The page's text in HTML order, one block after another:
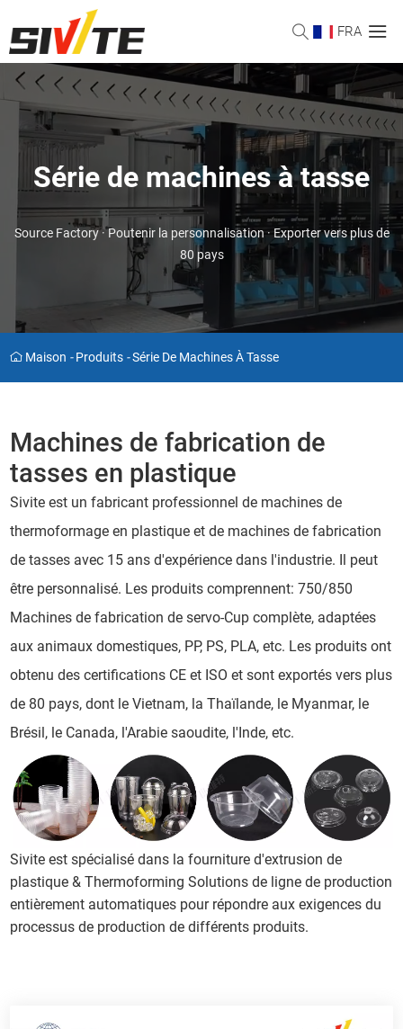
FRA
Série de machines à tasse
Source Factory · Poutenir la personnalisation · Exporter vers plus de
80 pays
Maison - Produits -Série De Machines À Tasse
Machines de fabrication de
tasses en plastique
Sivite est un fabricant professionnel de machines de
thermoformage en plastique et de machines de fabrication
de tasses avec 15 ans d'expérience dans l'industrie. Il peut
être personnalisé. Les produits comprennent: 750/850
Machines de fabrication de servo-Cup complète, adaptées
aux animaux domestiques, PP, PS, PLA, etc. Les produits ont
obtenu des certifications CE et ISO et sont exportés vers plus
de 80 pays, dont le Vietnam, la Thaïlande, le Myanmar, le
Brésil, le Canada, l'Arabie saoudite, l'Inde, etc.
Sivite est spécialisé dans la fourniture d'extrusion de
plastique & Thermoforming Solutions de ligne de production
entièrement automatiques pour répondre aux exigences du
processus de production de différents produits.